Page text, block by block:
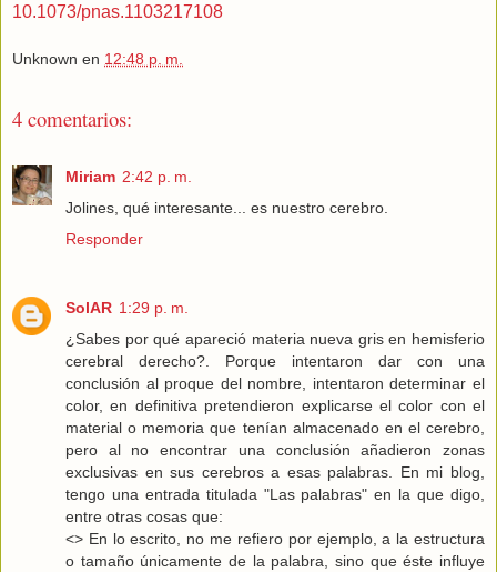
10.1073/pnas.1103217108
Unknown en 12:48 p. m.
4 comentarios:
Miriam 2:42 p. m.
Jolines, qué interesante... es nuestro cerebro.
Responder
SolAR 1:29 p. m.
¿Sabes por qué apareció materia nueva gris en hemisferio
cerebral derecho?. Porque intentaron dar con una
conclusión al proque del nombre, intentaron determinar el
color, en definitiva pretendieron explicarse el color con el
material o memoria que tenían almacenado en el cerebro,
pero al no encontrar una conclusión añadieron zonas
exclusivas en sus cerebros a esas palabras. En mi blog,
tengo una entrada titulada "Las palabras" en la que digo,
entre otras cosas que:
<> En lo escrito, no me refiero por ejemplo, a la estructura
o tamaño únicamente de la palabra, sino que éste influye